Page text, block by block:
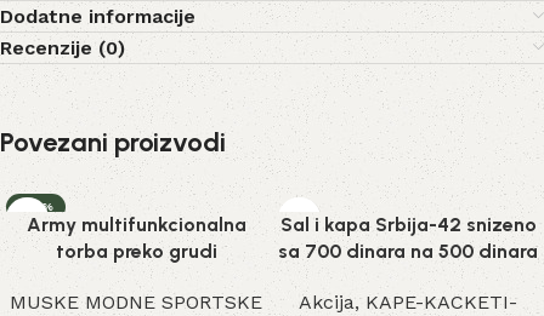
Dodatne informacije
Recenzije (0)
Povezani proizvodi
-23%
Army multifunkcionalna
torba preko grudi
MUSKE MODNE SPORTSKE
Sal i kapa Srbija-42 snizeno
sa 700 dinara na 500 dinara
Akcija, KAPE-KACKETI-